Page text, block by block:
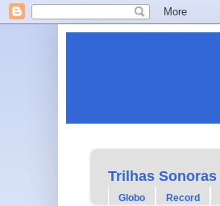
Trilhas Sonoras
Globo Record